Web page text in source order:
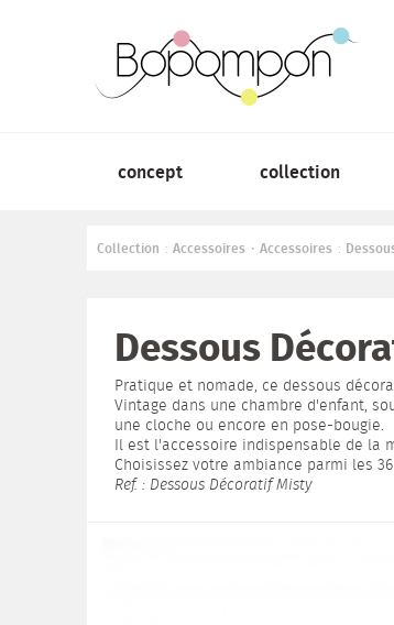
concept collection
Collection : Accessoires • Accessoires :
Dessous
Pratique et nomade, ce dessous
Vintage dans une chambre d'enfant,
une cloche ou encore en pose-bougie.
Il est l'accessoire indispensable de la
Choisissez votre ambiance parmi les
Ref. : Dessous Décoratif Misty